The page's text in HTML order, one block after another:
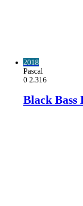
2018
Pascal
0 2.316
Black Bass